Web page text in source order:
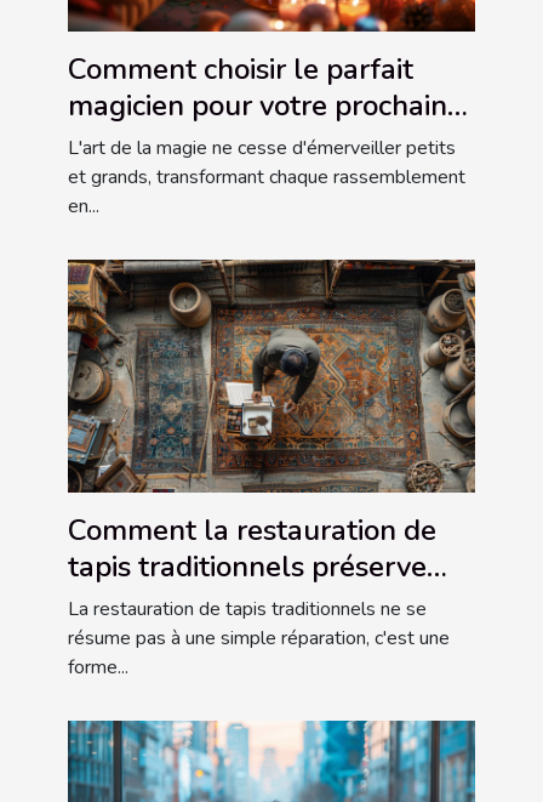
Comment choisir le parfait
magicien pour votre prochain
événement familial
L'art de la magie ne cesse d'émerveiller petits
et grands, transformant chaque rassemblement
en...
Comment la restauration de
tapis traditionnels préserve
l'héritage culturel
La restauration de tapis traditionnels ne se
résume pas à une simple réparation, c'est une
forme...